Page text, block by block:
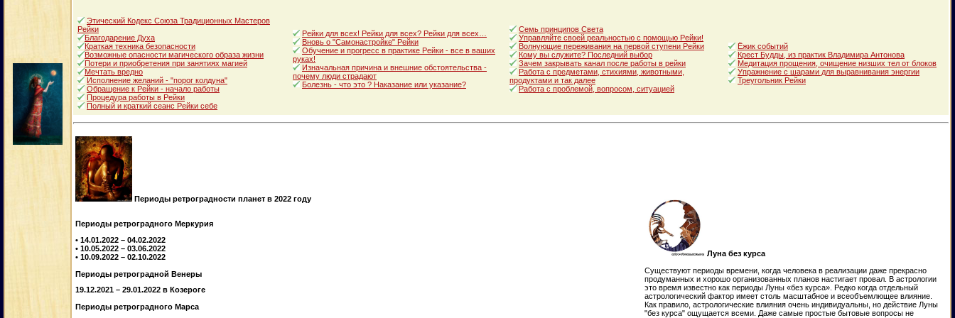
Этический Кодекс Союза Традиционных Мастеров
Рейки
Благодарение Духа
Краткая техника безопасности
Возможные опасности магического образа жизни
Потери и приобретения при занятиях магией
Мечтать вредно
Исполнение желаний - "порог колдуна"
Обращение к Рейки - начало работы
Процедура работы в Рейки
Полный и краткий сеанс Рейки себе
Рейки для всех! Рейки для всех? Рейки для всех…
Вновь о "Самонастройке" Рейки
Обучение и прогресс в практике Рейки - все в ваших
руках!
Изначальная причина и внешние обстоятельства -
почему люди страдают
Болезнь - что это ? Наказание или указание?
Семь принципов Света
Управляйте своей реальностью с помощью Рейки!
Волнующие переживания на первой ступени Рейки
Кому вы служите? Последний выбор
Зачем закрывать канал после работы в рейки
Работа с предметами, стихиями, животными,
продуктами и так далее
Работа с проблемой, вопросом, ситуацией
Ёжик событий
Крест Будды, из практик Владимира Антонова
Медитация прощения, очищение низших тел от блоков
Упражнение с шарами для выравнивания энергии
Треугольник Рейки
Периоды ретроградности планет в 2022 году
Периоды ретроградного Меркурия
• 14.01.2022 – 04.02.2022
• 10.05.2022 – 03.06.2022
• 10.09.2022 – 02.10.2022
Периоды ретроградной Венеры
19.12.2021 – 29.01.2022 в Козероге
Периоды ретроградного Марса
Луна без курса
Существуют периоды времени, когда человека в реализации даже прекрасно
продуманных и хорошо организованных планов настигает провал. В астрологии
это время известно как периоды Луны «без курса». Редко когда отдельный
астрологический фактор имеет столь масштабное и всеобъемлющее влияние.
Как правило, астрологические влияния очень индивидуальны, но действие Луны
"без курса" ощущается всеми. Даже самые простые бытовые вопросы не